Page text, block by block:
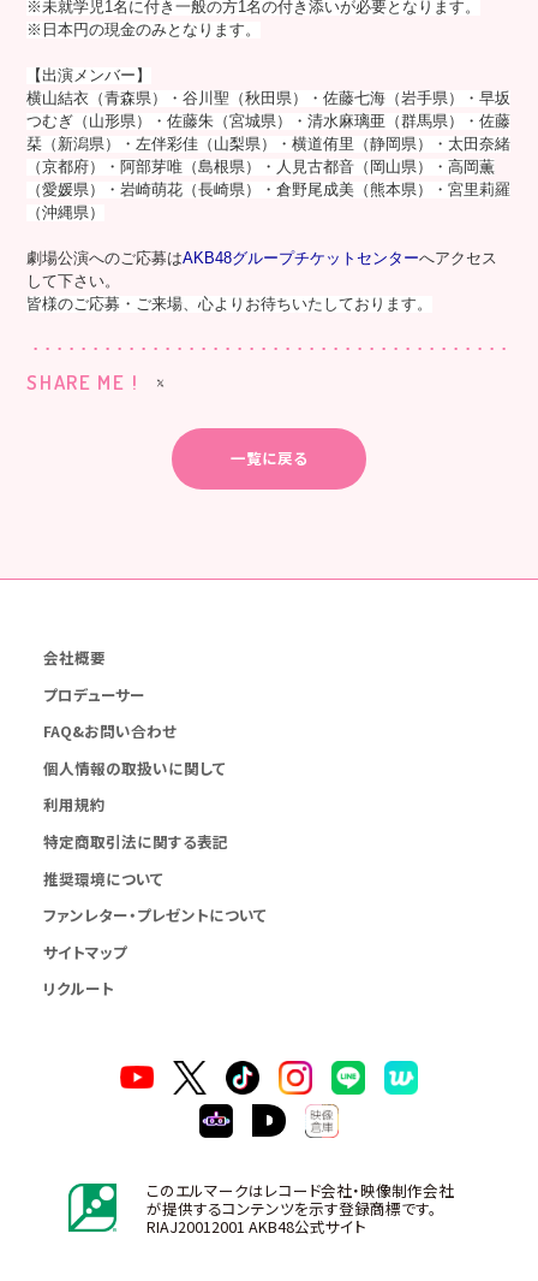
※未就学児1名に付き一般の方1名の付き添いが必要となります。
※日本円の現金のみとなります。
【出演メンバー】
横山結衣（青森県）・谷川聖（秋田県）・佐藤七海（岩手県）・早坂
つむぎ（山形県）・佐藤朱（宮城県）・清水麻璃亜（群馬県）・佐藤
栞（新潟県）・左伴彩佳（山梨県）・横道侑里（静岡県）・太田奈緒
（京都府）・阿部芽唯（島根県）・人見古都音（岡山県）・高岡薫
（愛媛県）・岩崎萌花（長崎県）・倉野尾成美（熊本県）・宮里莉羅
（沖縄県）
劇場公演へのご応募はAKB48グループチケットセンターへアクセス
して下さい。
皆様のご応募・ご来場、心よりお待ちいたしております。
SHARE ME !
一覧に戻る
会社概要
プロデューサー
FAQ&お問い合わせ
個人情報の取扱いに関して
利用規約
特定商取引法に関する表記
推奨環境について
ファンレター・プレゼントについて
サイトマップ
リクルート
このエルマークはレコード会社・映像制作会社
が提供するコンテンツを示す登録商標です。
RIAJ20012001 AKB48公式サイト